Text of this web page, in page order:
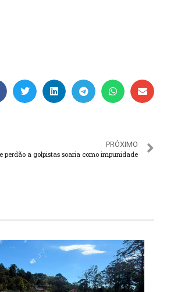
PRÓXIMO
perdão a golpistas soaria como impunidade